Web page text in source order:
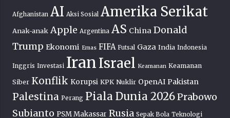
Afghanistan AI Aksi Sosial Amerika Serikat
Anak-anak Apple Argentina AS China Donald
Trump Ekonomi Emas FIFA Futsal Gaza India Indonesia
Inggris Investasi IranIsrael Keamanan Keamanan
Siber Konflik Korupsi KPK Nuklir OpenAI Pakistan
Palestina Perang Piala Dunia 2026Prabowo
Subianto PSM Makassar Rusia Sepak Bola Teknologi